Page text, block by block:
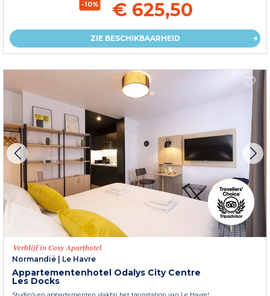
-10% € 625,50
ZIE BESCHIKBAARHEID
Verblijf in Cosy Aparthotel
Normandië
Le Havre
Appartementenhotel Odalys City Centre
Les Docks